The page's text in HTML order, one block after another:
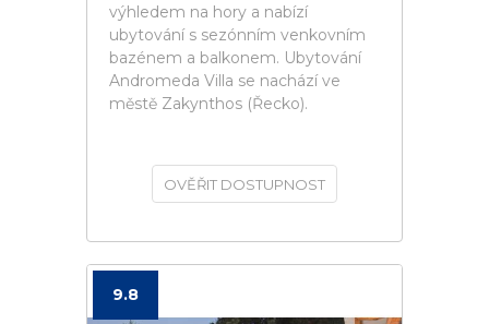
výhledem na hory a nabízí
ubytování s sezónním venkovním
bazénem a balkonem. Ubytování
Andromeda Villa se nachází ve
městě Zakynthos (Řecko).
OVĚŘIT DOSTUPNOST
9.8